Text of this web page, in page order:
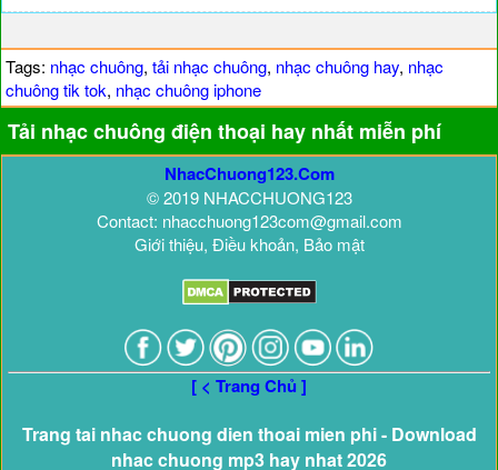
Tags: nhạc chuông, tải nhạc chuông, nhạc chuông hay, nhạc
chuông tik tok, nhạc chuông iphone
Tải nhạc chuông điện thoại hay nhất miễn phí
NhacChuong123.Com
© 2019 NHACCHUONG123
Contact: nhacchuong123com@gmail.com
Giới thiệu, Điều khoản, Bảo mật
[ < Trang Chủ ]
Trang tai nhac chuong dien thoai mien phi - Download
nhac chuong mp3 hay nhat 2026